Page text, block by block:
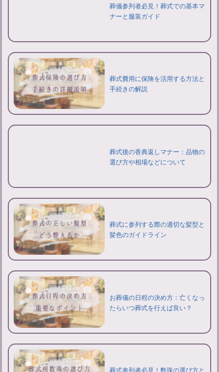
葬儀参列者必見！葬式での基本マ
ナーと服装ガイド
葬式費用に保険を活用する方法と
手続きの解説
葬式後の香典返しマナー：品物の
選び方や相場などについて
葬式に参列する際の適切な髪型と
髪色のガイドライン
お葬儀の日程の決め方：亡くなっ
たらいつ葬式を行えば良い？
葬式参列者必見！数珠の選び方と